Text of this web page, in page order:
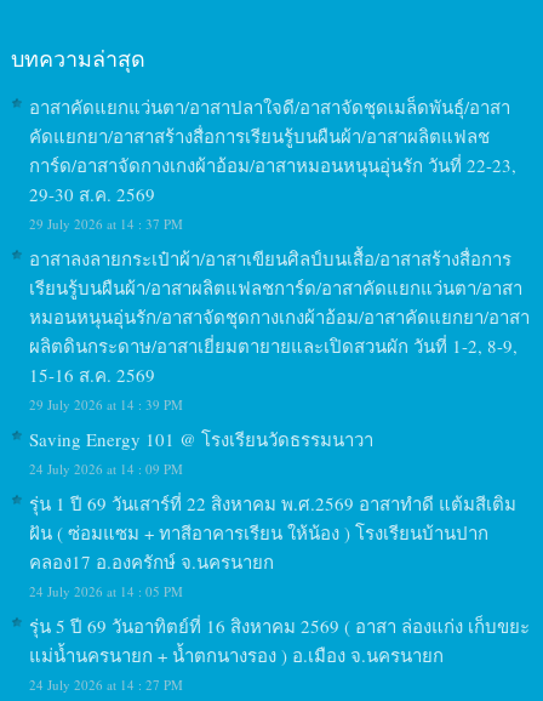
บทความล่าสุด
อาสาคัดแยกแว่นตา/อาสาปลาใจดี/อาสาจัดชุดเมล็ดพันธุ์/อาสา
คัดแยกยา/อาสาสร้างสื่อการเรียนรู้บนผืนผ้า/อาสาผลิตแฟลช
การ์ด/อาสาจัดกางเกงผ้าอ้อม/อาสาหมอนหนุนอุ่นรัก วันที่ 22-23,
29-30 ส.ค. 2569
29 July 2026 at 14 : 37 PM
อาสาลงลายกระเป๋าผ้า/อาสาเขียนศิลป์บนเสื้อ/อาสาสร้างสื่อการ
เรียนรู้บนผืนผ้า/อาสาผลิตแฟลชการ์ด/อาสาคัดแยกแว่นตา/อาสา
หมอนหนุนอุ่นรัก/อาสาจัดชุดกางเกงผ้าอ้อม/อาสาคัดแยกยา/อาสา
ผลิตดินกระดาษ/อาสาเยี่ยมตายายและเปิดสวนผัก วันที่ 1-2, 8-9,
15-16 ส.ค. 2569
29 July 2026 at 14 : 39 PM
Saving Energy 101 @ โรงเรียนวัดธรรมนาวา
24 July 2026 at 14 : 09 PM
รุ่น 1 ปี 69 วันเสาร์ที่ 22 สิงหาคม พ.ศ.2569 อาสาทำดี แต้มสีเติม
ฝัน ( ซ่อมแซม + ทาสีอาคารเรียน ให้น้อง ) โรงเรียนบ้านปาก
คลอง17 อ.องครักษ์ จ.นครนายก
24 July 2026 at 14 : 05 PM
รุ่น 5 ปี 69 วันอาทิตย์ที่ 16 สิงหาคม 2569 ( อาสา ล่องแก่ง เก็บขยะ
แม่น้ำนครนายก + น้ำตกนางรอง ) อ.เมือง จ.นครนายก
24 July 2026 at 14 : 27 PM